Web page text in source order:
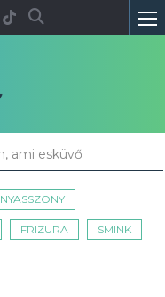
ami esküvő
FRIZURA SMINK